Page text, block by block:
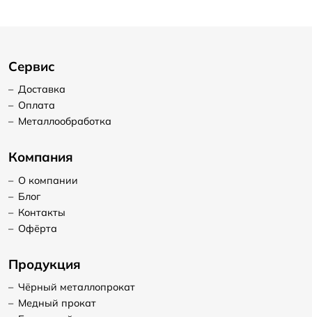
Сервис
– Доставка
– Оплата
– Металлообработка
Компания
– О компании
– Блог
– Контакты
– Офёрта
Продукция
– Чёрный металлопрокат
– Медный прокат